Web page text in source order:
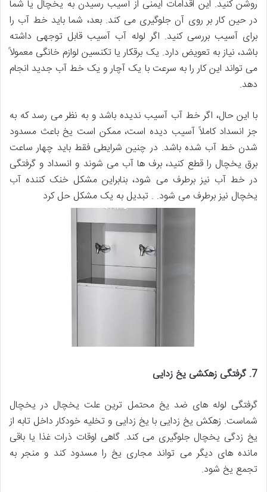
روشن کنید. این اقدامات ایمنی از آسیب رسیدن به یخچال یا شما
در حین کار بر روی آن جلوگیری می کند. بعد، شما باید خط آب را
برای آسیب بررسی کنید. اگر لوله آب آسیب قابل توجهی داشته
باشد، نیاز به تعویض دارد. یک برقکار یا تکنسین لوازم خانگی معمولاً
می تواند این کار را به سرعت با یک آچار و یک خط آب جدید انجام
دهد.
با این حال، اگر خط آب آسیب ندیده باشد و به نظر می رسد که به
جز انسداد کاملاً آسیب دیده است، ممکن است یخ باعث مسدود
شدن خط آب شده باشد. در چنین شرایطی فقط باید چهار ساعت
برق یخچال را قطع کنید، برف ها آب می شوند و انسداد و گرفتگی
در خط آب نیز برطرف می شود، بنابراین مشکل خنک کننده آب
یخچال نیز برطرف می شود. . تبدیل به یک مشکل حل کرد
7. گرفتگی زهکشی یخ زدایی
گرفتگی لوله های ضد یخ محتمل ترین علت یخچال در یخچال
شماست. زهکش یخ زدایی با یخ زدایی و تخلیه خودکار داخل تابه از
یخ زدگی یخچال جلوگیری می کند. گاهی اوقات ذرات غذا یا باقی
مانده های دیگر می تواند مجاری یخ را مسدود کند و منجر به
تجمع یخ شود.